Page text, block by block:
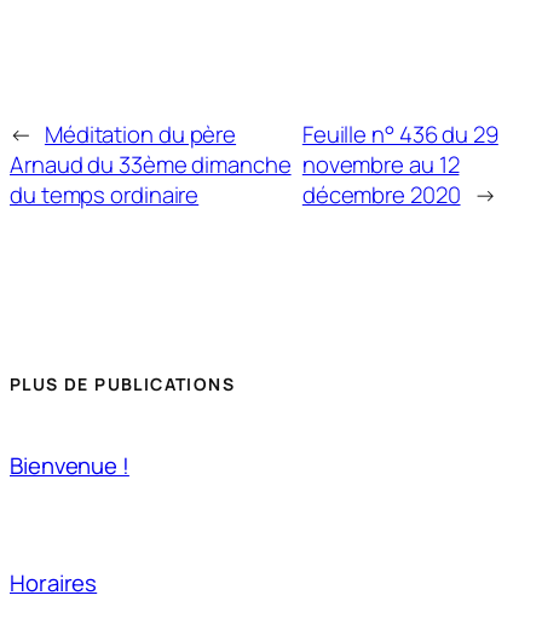
← Méditation du père
Arnaud du 33ème dimanche
du temps ordinaire
Feuille n° 436 du 29
novembre au 12
décembre 2020 →
PLUS DE PUBLICATIONS
Bienvenue !
Horaires